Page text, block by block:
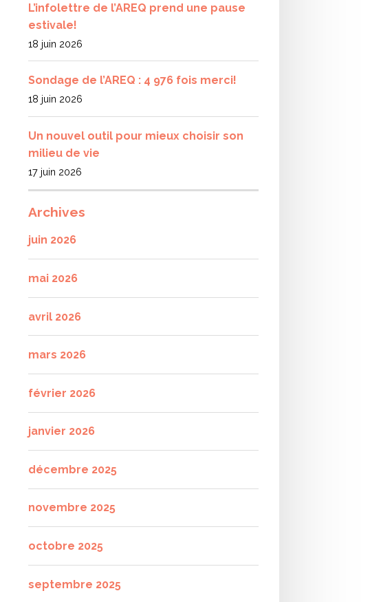
L’infolettre de l’AREQ prend une pause
estivale!
18 juin 2026
Sondage de l’AREQ : 4 976 fois merci!
18 juin 2026
Un nouvel outil pour mieux choisir son
milieu de vie
17 juin 2026
Archives
juin 2026
mai 2026
avril 2026
mars 2026
février 2026
janvier 2026
décembre 2025
novembre 2025
octobre 2025
septembre 2025